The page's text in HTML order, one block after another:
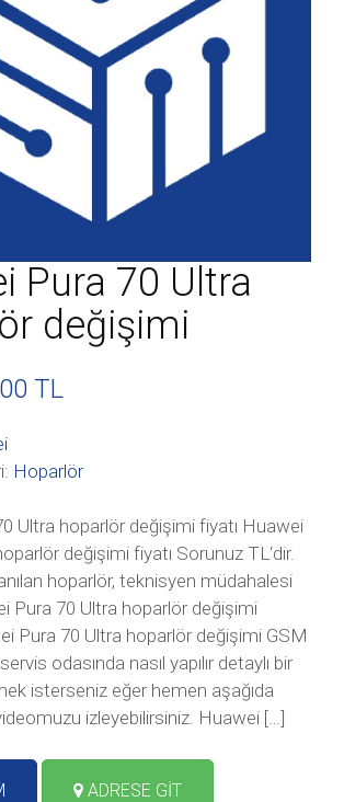
Pura 70 Ultra
değişimi
TL
Hoparlör
Ultra hoparlör değişimi fiyatı Huawei
değişimi fiyatı Sorunuz TL‘dir.
hoparlör, teknisyen müdahalesi
Pura 70 Ultra hoparlör değişimi
Pura 70 Ultra hoparlör değişimi GSM
odasında nasıl yapılır detaylı bir
isterseniz eğer hemen aşağıda
izleyebilirsiniz. Huawei […]
ADRESE GİT